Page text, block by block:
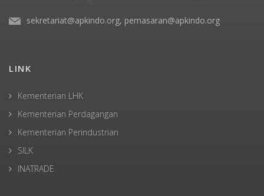
sekretariat@apkindo.org, pemasaran@apkindo.org
LINK
Kementerian LHK
Kementerian Perdagangan
Kementerian Perindustrian
SILK
INATRADE